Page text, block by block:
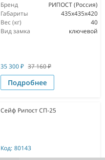
Бренд
РИПОСТ (Россия)
Габариты
435x435x420
Вес (кг)
40
Вид замка
ключевой
35 300₽ 37 160₽
Подробнее
Сейф Рипост СП-25
Код: 80143